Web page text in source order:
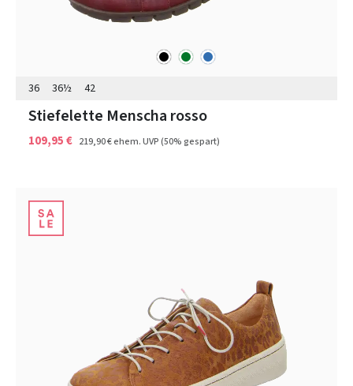
schwarz
grün blau
36 36½ 42
Stiefelette Menscha rosso
109,95 € 219,90 €ehem. UVP(50% gespart)